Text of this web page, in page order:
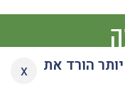
הורד את x